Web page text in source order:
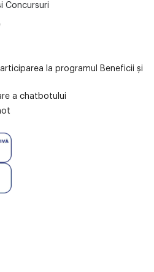
Concursuri
la programul Beneficii și
a chatbotului